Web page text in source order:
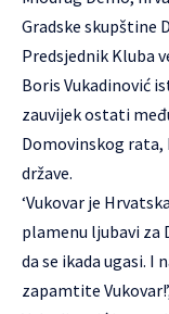
Gradske skupštine
Predsjednik Kluba
Boris Vukadinović
zauvijek ostati
Domovinskog
države.
‘Vukovar je
plamenu ljubavi za
da se ikada ugasi. I
zapamtite